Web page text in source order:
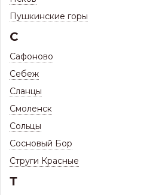
Цвета водосточной
Пушкинские горы
С
Сафоново
Себеж
Сланцы
Смоленск
Сольцы
Сосновый Бор
Струги Красные
Т